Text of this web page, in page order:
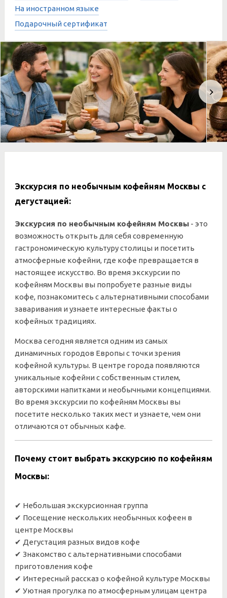
На иностранном языке
Подарочный сертификат
Экскурсия по необычным кофейням Москвы с
дегустацией:
Экскурсия по необычным кофейням Москвы - это
возможность открыть для себя современную
гастрономическую культуру столицы и посетить
атмосферные кофейни, где кофе превращается в
настоящее искусство. Во время экскурсии по
кофейням Москвы вы попробуете разные виды
кофе, познакомитесь с альтернативными способами
заваривания и узнаете интересные факты о
кофейных традициях.
Москва сегодня является одним из самых
динамичных городов Европы с точки зрения
кофейной культуры. В центре города появляются
уникальные кофейни с собственным стилем,
авторскими напитками и необычными концепциями.
Во время экскурсии по кофейням Москвы вы
посетите несколько таких мест и узнаете, чем они
отличаются от обычных кафе.
Почему стоит выбрать экскурсию по кофейням
Москвы:
✔ Небольшая экскурсионная группа
✔ Посещение нескольких необычных кофеен в
центре Москвы
✔ Дегустация разных видов кофе
✔ Знакомство с альтернативными способами
приготовления кофе
✔ Интересный рассказ о кофейной культуре Москвы
✔ Уютная прогулка по атмосферным улицам центра